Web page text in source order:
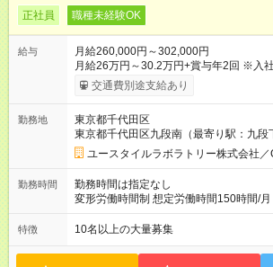
正社員 職種未経験OK
給与
月給260,000円～302,000円
月給26万円～30.2万円+賞与年2回 ※入
として研修月給22.9万円～になる場合が
格・経験等により変動） 【入社後のモデル月収】 ［入社］ 無
／月収26万円 ［入社3年］ エリアリー
収30.2万円 ［入社3年目以降］ ジュニ
37.5万円以上 ※経験・能力等を考慮。 【試用期間】試用期間あ
り 試用期間の長さ：2ヶ月 雇用形態、
す。
交通費別途支給あり
勤務地
東京都千代田区
東京都千代田区九段南（最寄り駅：九段
ユースタイルラボラトリー株式会社
勤務時間
勤務時間は指定なし
変形労働時間制 想定労働時間150時間/月 【日勤】 7：00～22：
00の間で7.5時間勤務／休憩1時間 【夜勤】 17：00～翌10：00
の15時間勤務／休憩2時間 ※勤務時間は各施設のシフトによるシ
程度）
特徴 10名以上の大量募集